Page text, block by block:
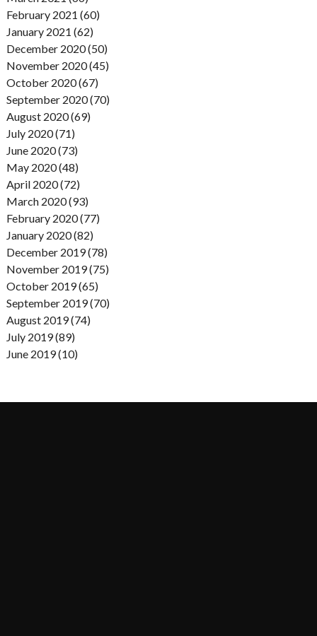
February 2021 (60)
January 2021 (62)
December 2020 (50)
November 2020 (45)
October 2020 (67)
September 2020 (70)
August 2020 (69)
July 2020 (71)
June 2020 (73)
May 2020 (48)
April 2020 (72)
March 2020 (93)
February 2020 (77)
January 2020 (82)
December 2019 (78)
November 2019 (75)
October 2019 (65)
September 2019 (70)
August 2019 (74)
July 2019 (89)
June 2019 (10)